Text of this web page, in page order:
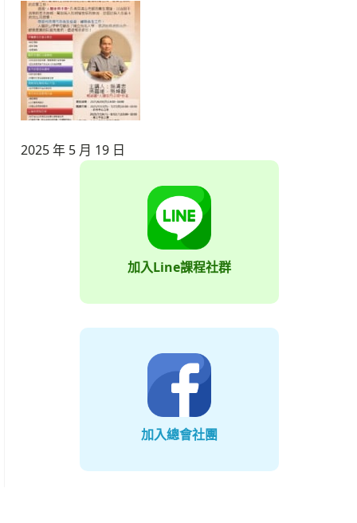
2025 年 5 月 19 日
加入Line課程社群
加入總會社團